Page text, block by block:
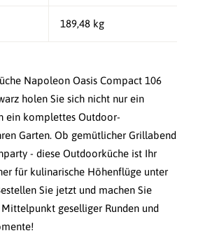
189,48 kg
Napoleon Oasis Compact 106
holen Sie sich nicht nur ein
ein komplettes Outdoor-
Garten. Ob gemütlicher Grillabend
- diese Outdoorküche ist Ihr
für kulinarische Höhenflüge unter
Sie jetzt und machen Sie
geselliger Runden und